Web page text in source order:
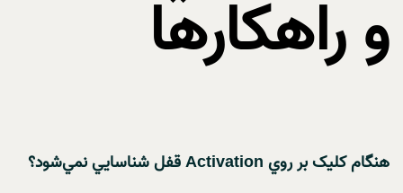
و راهکارها
هنگام کليک بر روي Activationقفل شناسايي نمي‌شود؟